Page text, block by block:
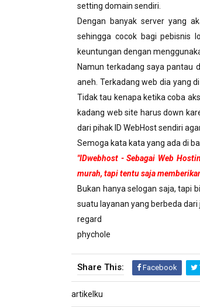
setting domain sendiri.
Dengan banyak server yang
sehingga cocok bagi pebisnis
keuntungan dengan
Namun terkadang saya pantau
aneh. Terkadang web dia yang
Tidak tau kenapa ketika coba
kadang web site harus down
dari pihak ID WebHost sendiri
Semoga kata kata yang ada di
"IDwebhost - Sebagai Web
murah, tapi tentu saja
Bukan hanya selogan saja, tapi
suatu layanan yang berbeda dari
regard
phychole
Share This: Facebook
artikelku